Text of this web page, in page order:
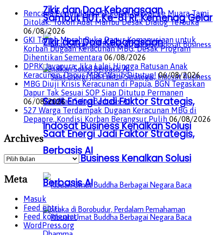
Zikir dan Doa Kebangsaan
Saat Energi Jadi Faktor Strategis,
Indosat Business Kenalkan Solusi
Berbasis AI
Sambut HUT Ke-81 RI, Kemenag Gelar
Zikir dan Doa Kebangsaan
Saat Energi Jadi Faktor Strategis,
Indosat Business Kenalkan Solusi
Berbasis AI
Rencana Pemindahan Sekolah Rakyat ke Muara Tami
Ditolak, Tokoh Adat Maribu Desak Dialog Terbuka
06/08/2026
GKI Tanah Merah Buka Dapur Kemanusiaan untuk
Korban Dugaan Keracunan MBG, Desak Program
Dihentikan Sementara 06/08/2026
DPRK Jayapura: Jika Lalai Hingga Ratusan Anak
Keracunan, Dapur MBG Wajib Ditutup! 06/08/2026
MBG Diuji Krisis Keracunan di Papua, BGN Tegaskan
Dapur Tak Sesuai SOP Siap Ditutup Permanen
06/08/2026
527 Warga Terdampak Dugaan Keracunan MBG di
Depapre, Kondisi Korban Berangsur Pulih 06/08/2026
Archives
Archives
Meta
Masuk
Feed entri
Feed komentar
WordPress.org